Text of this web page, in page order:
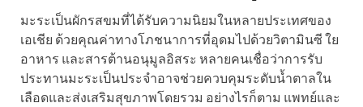
มะระเป็นผักรสขมที่ได้รับความนิยมในหลายประเทศของ
เอเชีย ด้วยคุณค่าทางโภชนาการที่อุดมไปด้วยวิตามินซี ใย
อาหาร และสารต้านอนุมูลอิสระ หลายคนเชื่อว่าการรับ
ประทานมะระเป็นประจำอาจช่วยควบคุมระดับน้ำตาลใน
เลือดและส่งเสริมสุขภาพโดยรวม อย่างไรก็ตาม แพทย์และ